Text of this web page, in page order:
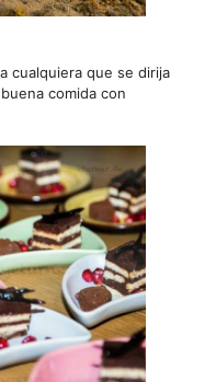
cualquiera que se dirija
comida con